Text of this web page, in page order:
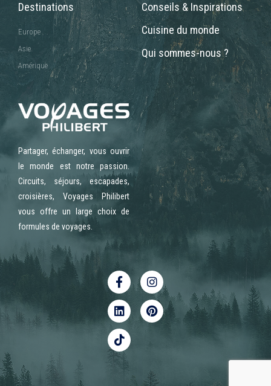
Destinations
Europe
Asie
Amérique
Conseils & Inspirations
Cuisine du monde
Qui sommes-nous ?
Partager, échanger, vous ouvrir
le monde est notre passion.
Circuits, séjours, escapades,
croisières, Voyages Philibert
vous offre un large choix de
formules de voyages.